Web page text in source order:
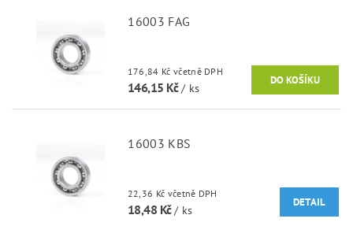
16003 FAG
176,84 Kč včetně DPH
146,15 Kč/ ks
16003 KBS
22,36 Kč včetně DPH
18,48 Kč/ ks
DETAIL